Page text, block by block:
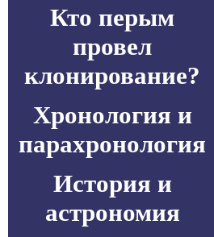
Кто перым
провел
клонирование?
Хронология и
парахронология
История и
астрономия